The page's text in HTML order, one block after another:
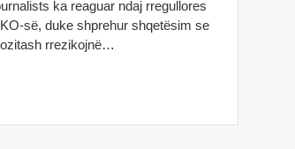
ka reaguar ndaj rregullores
së, duke shprehur shqetësim se
rrezikojnë…